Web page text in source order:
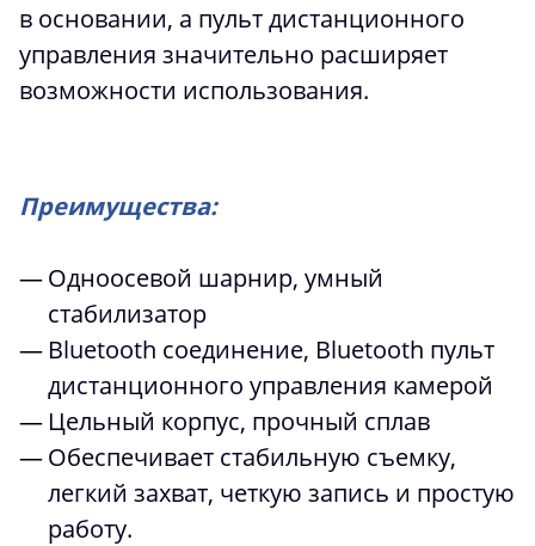
в основании, а пульт дистанционного
управления значительно расширяет
возможности использования.
Преимущества:
Одноосевой шарнир, умный
стабилизатор
Bluetooth соединение, Bluetooth пульт
дистанционного управления камерой
Цельный корпус, прочный сплав
Обеспечивает стабильную съемку,
легкий захват, четкую запись и простую
работу.